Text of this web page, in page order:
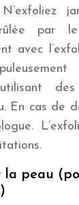
par le
avec
des
En cas de
peau